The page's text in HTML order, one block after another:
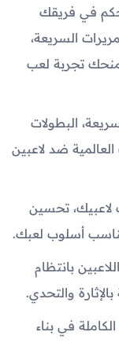
في فريقك
السريعة،
تجربة لعب
البطولات
ضد لاعبين
لاعبيك، تحسين
أسلوب لعبك.
بانتظام
والتحدي.
في بناء